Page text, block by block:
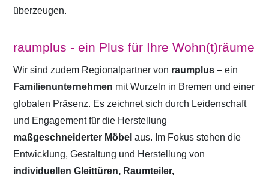
überzeugen.
raumplus - ein Plus für Ihre Wohn(t)räume
Wir sind zudem Regionalpartner von raumplus – ein
Familienunternehmen mit Wurzeln in Bremen und einer
globalen Präsenz. Es zeichnet sich durch Leidenschaft
und Engagement für die Herstellung
maßgeschneiderter Möbelaus. Im Fokus stehen die
Entwicklung, Gestaltung und Herstellung von
individuellen Gleittüren, Raumteiler,